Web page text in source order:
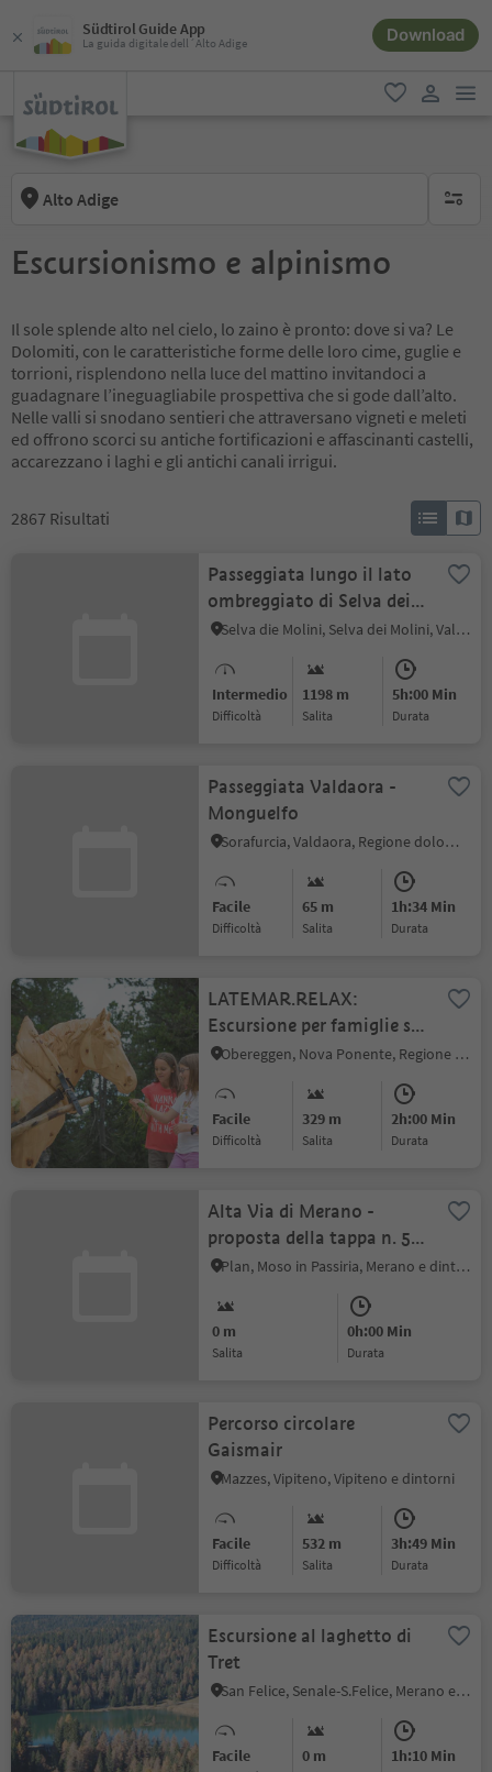
Südtirol Guide App
La guida digitale dell´Alto Adige Download
favoriti
Alto Adige
Escursionismo e alpinismo
Il sole splende alto nel cielo, lo zaino è pronto: dove si va? Le
Dolomiti, con le caratteristiche forme delle loro cime, guglie e
torrioni, risplendono nella luce del mattino invitandoci a
guadagnare l’ineguagliabile prospettiva che si gode dall’alto.
Nelle valli si snodano sentieri che attraversano vigneti e meleti
ed offrono scorci su antiche fortificazioni e affascinanti castelli,
accarezzano i laghi e gli antichi canali irrigui.
2867 Risultati
Passeggiata lungo il lato
ombreggiato di Selva dei
Molini
Selva die Molini, Selva dei Molini, Valle Aurina
Intermedio
Difficoltà
1198 m
Salita
5h:00 Min
durata
Passeggiata Valdaora -
Monguelfo
Sorafurcia, Valdaora, Regione dolomitica Plan de Corones
Facile
Difficoltà
65 m
Salita
1h:34 Min
durata
LATEMAR.RELAX:
Escursione per famiglie sul
sentiero delle lumache
Obereggen, Nova Ponente, Regione dolomitica Val d'Ega
Facile
Difficoltà
329 m
Salita
2h:00 Min
durata
Alta Via di Merano -
proposta della tappa n. 5:
Da Plan a Montaccio
Plan, Moso in Passiria, Merano e dintorni
0 m
Salita
0h:00 Min
durata
Percorso circolare
Gaismair
Mazzes, Vipiteno, Vipiteno e dintorni
Facile
Difficoltà
532 m
Salita
3h:49 Min
durata
Escursione al laghetto di
Tret
San Felice, Senale-S.Felice, Merano e dintorni
Facile 0 m 1h:10 Min